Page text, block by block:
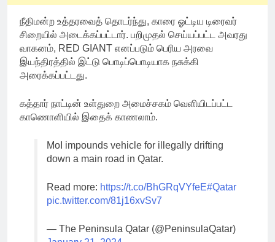
நீதிமன்ற உத்தரவைத் தொடர்ந்து, காரை ஓட்டிய டிரைவர்
சிறையில் அடைக்கப்பட்டார். பறிமுதல் செய்யப்பட்ட அவரது
வாகனம், RED GIANT எனப்படும் பெரிய அரவை
இயந்திரத்தில் இட்டு பொடிப்பொடியாக நசுக்கி
அரைக்கப்பட்டது.
கத்தார் நாட்டின் உள்துறை அமைச்சகம் வெளியிடப்பட்ட
காணொளியில் இதைக் காணலாம்.
MoI impounds vehicle for illegally drifting
down a main road in Qatar.
Read more: https://t.co/BhGRqVYfeE#Qatar
pic.twitter.com/81j16xvSv7
— The Peninsula Qatar (@PeninsulaQatar)